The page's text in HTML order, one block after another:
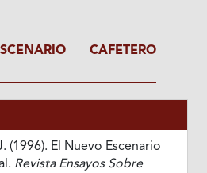
CAFETERO
(1996). El Nuevo Escenario
Revista Ensayos Sobre